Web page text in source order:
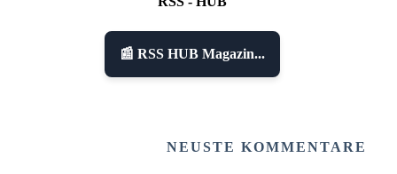
📰 RSS HUB Magazin...
NEUSTE KOMMENTARE